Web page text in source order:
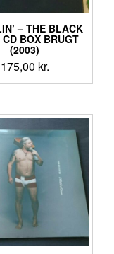
‎– THE BLACK
CD BOX BRUGT
(2003)
175,00 kr.